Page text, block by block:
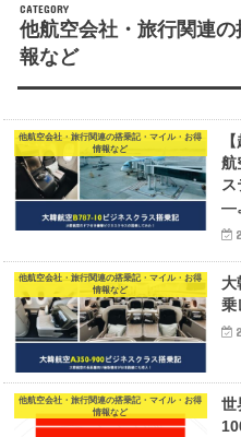
他航空会社・旅行関連
報など
他航空会社・旅行関連の搭乗記・マイル・お得
情報など
航
ス
―
他航空会社・旅行関連の搭乗記・マイル・お得
情報など
大
乗
他航空会社・旅行関連の搭乗記・マイル・お得
情報など
世